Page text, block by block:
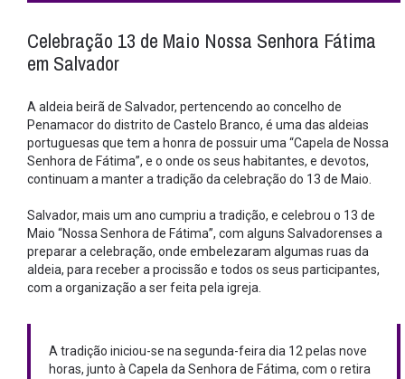
Celebração 13 de Maio Nossa Senhora Fátima
em Salvador
A aldeia beirã de Salvador, pertencendo ao concelho de
Penamacor do distrito de Castelo Branco, é uma das aldeias
portuguesas que tem a honra de possuir uma “Capela de Nossa
Senhora de Fátima”, e o onde os seus habitantes, e devotos,
continuam a manter a tradição da celebração do 13 de Maio.
Salvador, mais um ano cumpriu a tradição, e celebrou o 13 de
Maio “Nossa Senhora de Fátima”, com alguns Salvadorenses a
preparar a celebração, onde embelezaram algumas ruas da
aldeia, para receber a procissão e todos os seus participantes,
com a organização a ser feita pela igreja.
A tradição iniciou-se na segunda-feira dia 12 pelas nove
horas, junto à Capela da Senhora de Fátima, com o retira